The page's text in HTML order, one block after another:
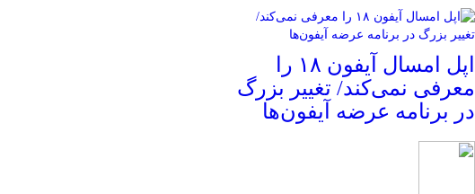
اپل امسال آیفون ۱۸ را
معرفی نمی‌کند/ تغییر بزرگ
در برنامه عرضه آیفون‌ها